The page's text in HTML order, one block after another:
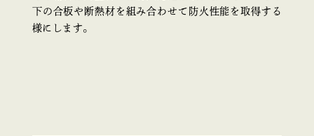
下の合板や断熱材を組み合わせて防火性能を取得する
様にします。